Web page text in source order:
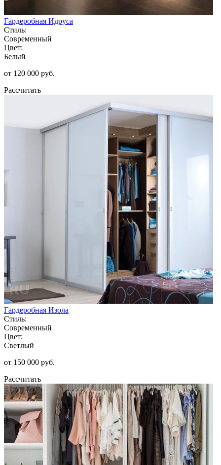
Гардеробная Идруса
Стиль:
Современный
Цвет:
Белый
от 120 000 руб.
Рассчитать
Гардеробная Изола
Стиль:
Современный
Цвет:
Светлый
от 150 000 руб.
Рассчитать